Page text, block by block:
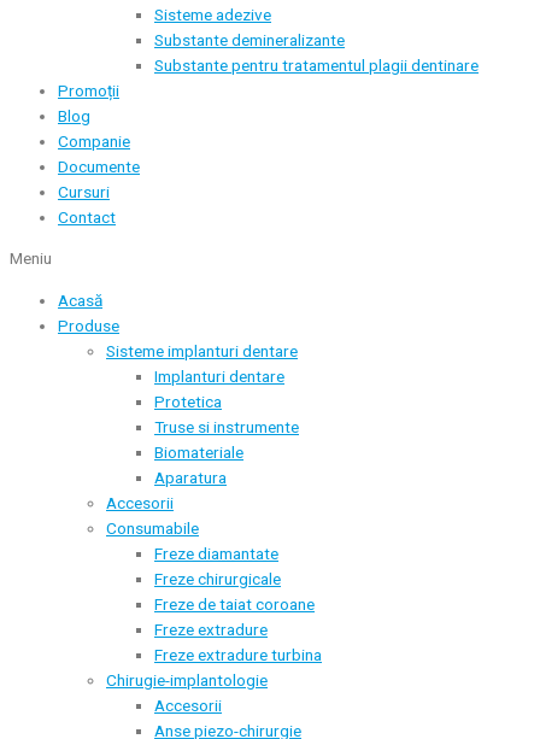
Sisteme adezive
Substante demineralizante
Substante pentru tratamentul plagii dentinare
Promoții
Blog
Companie
Documente
Cursuri
Contact
Meniu
Acasă
Produse
Sisteme implanturi dentare
Implanturi dentare
Protetica
Truse si instrumente
Biomateriale
Aparatura
Accesorii
Consumabile
Freze diamantate
Freze chirurgicale
Freze de taiat coroane
Freze extradure
Freze extradure turbina
Chirugie-implantologie
Accesorii
Anse piezo-chirurgie